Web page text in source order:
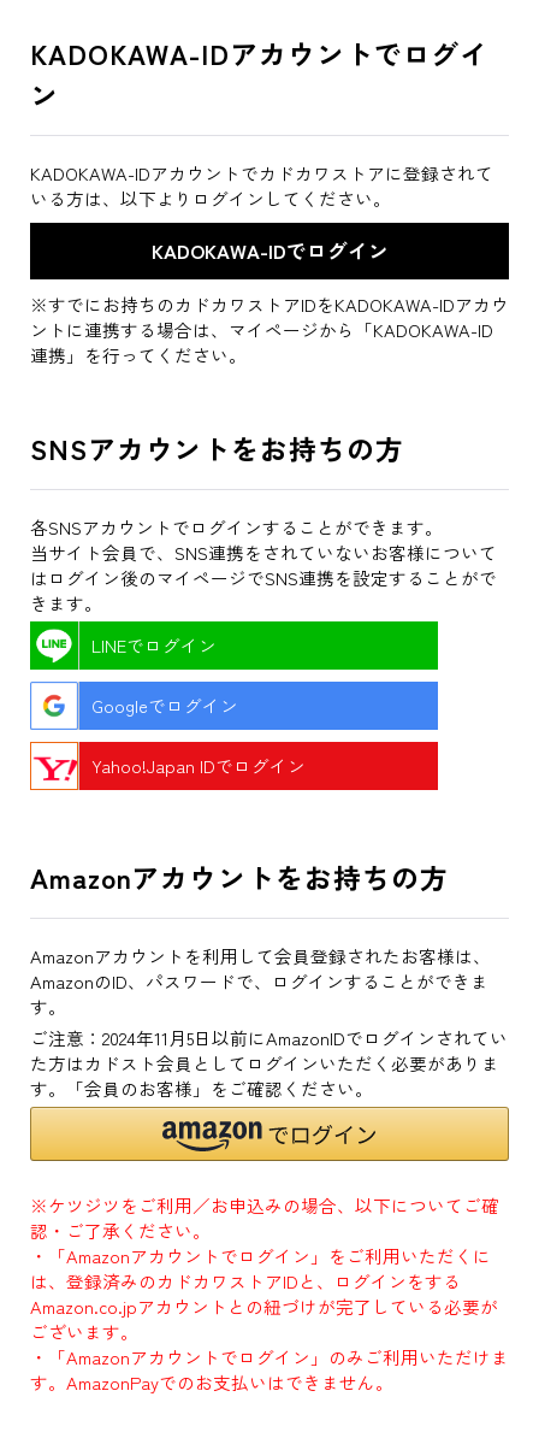
KADOKAWA-IDアカウントでログイ
ン
KADOKAWA-IDアカウントでカドカワストアに登録されて
いる方は、以下よりログインしてください。
※すでにお持ちのカドカワストアIDをKADOKAWA-IDアカウ
ントに連携する場合は、マイページから「KADOKAWA-ID
連携」を行ってください。
SNSアカウントをお持ちの方
各SNSアカウントでログインすることができます。
当サイト会員で、SNS連携をされていないお客様について
はログイン後のマイページでSNS連携を設定することがで
きます。
LINEでログイン
Googleでログイン
Yahoo!Japan IDでログイン
Amazonアカウントをお持ちの方
Amazonアカウントを利用して会員登録されたお客様は、
AmazonのID、パスワードで、ログインすることができま
す。
ご注意：2024年11月5日以前にAmazonIDでログインされてい
た方はカドスト会員としてログインいただく必要がありま
す。「会員のお客様」をご確認ください。
※ケツジツをご利用／お申込みの場合、以下についてご確
認・ご了承ください。
・「Amazonアカウントでログイン」をご利用いただくに
は、登録済みのカドカワストアIDと、ログインをする
Amazon.co.jpアカウントとの紐づけが完了している必要が
ございます。
・「Amazonアカウントでログイン」のみご利用いただけま
す。AmazonPayでのお支払いはできません。